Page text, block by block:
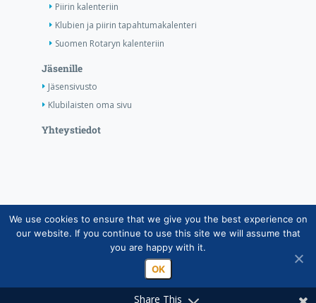
Piirin kalenteriin
Klubien ja piirin tapahtumakalenteri
Suomen Rotaryn kalenteriin
Jäsenille
Jäsensivusto
Klubilaisten oma sivu
Yhteystiedot
Copyright © Suomen Rotarypalvelu ry 2026 |
Jäsentietojärjestelmän tietosuojaseloste| Henkilötietojen
käsittely Rotarytoiminnassa
Share This
We use cookies to ensure that we give you the best experience on
our website. If you continue to use this site we will assume that
you are happy with it.
OK